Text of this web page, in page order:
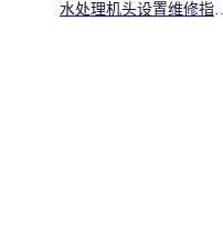
水处理机头设置维修指